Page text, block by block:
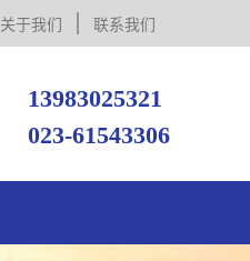
关于我们 联系我们
13983025321
023-61543306